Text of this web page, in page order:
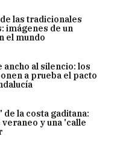
las tradicionales
imágenes de un
el mundo
ancho al silencio: los
a prueba el pacto
la costa gaditana:
y una 'calle